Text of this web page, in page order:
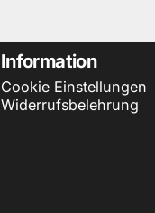
Information
Cookie Einstellungen
Widerrufsbelehrung